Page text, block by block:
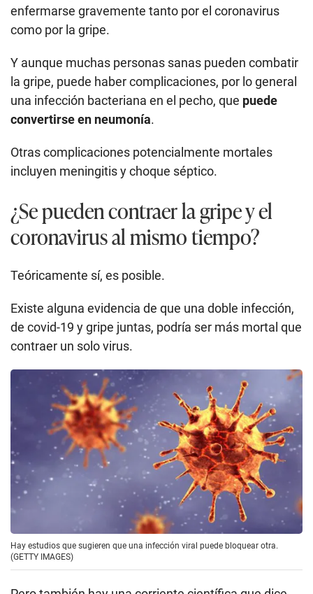
enfermarse gravemente tanto por el coronavirus
como por la gripe.
Y aunque muchas personas sanas pueden combatir
la gripe, puede haber complicaciones, por lo general
una infección bacteriana en el pecho, que puede
convertirse en neumonía.
Otras complicaciones potencialmente mortales
incluyen meningitis y choque séptico.
¿Se pueden contraer la gripe y el
coronavirus al mismo tiempo?
Teóricamente sí, es posible.
Existe alguna evidencia de que una doble infección,
de covid-19 y gripe juntas, podría ser más mortal que
contraer un solo virus.
Hay estudios que sugieren que una infección viral puede bloquear otra.
(GETTY IMAGES)